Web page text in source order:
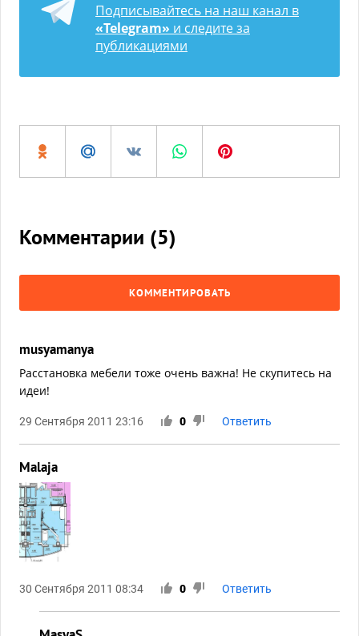
Подписывайтесь на наш канал в
«Telegram» и следите за
публикациями
Комментарии (5)
КОММЕНТИРОВАТЬ
musyamanya
Расстановка мебели тоже очень важна! Не скупитесь на
идеи!
29 Сентября 2011 23:16 0 Ответить
Malaja
30 Сентября 2011 08:34 0 Ответить